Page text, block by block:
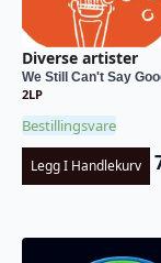
Diverse artister
We Still Can't Say
2LP
Bestillingsvare
Legg I Handlekurv